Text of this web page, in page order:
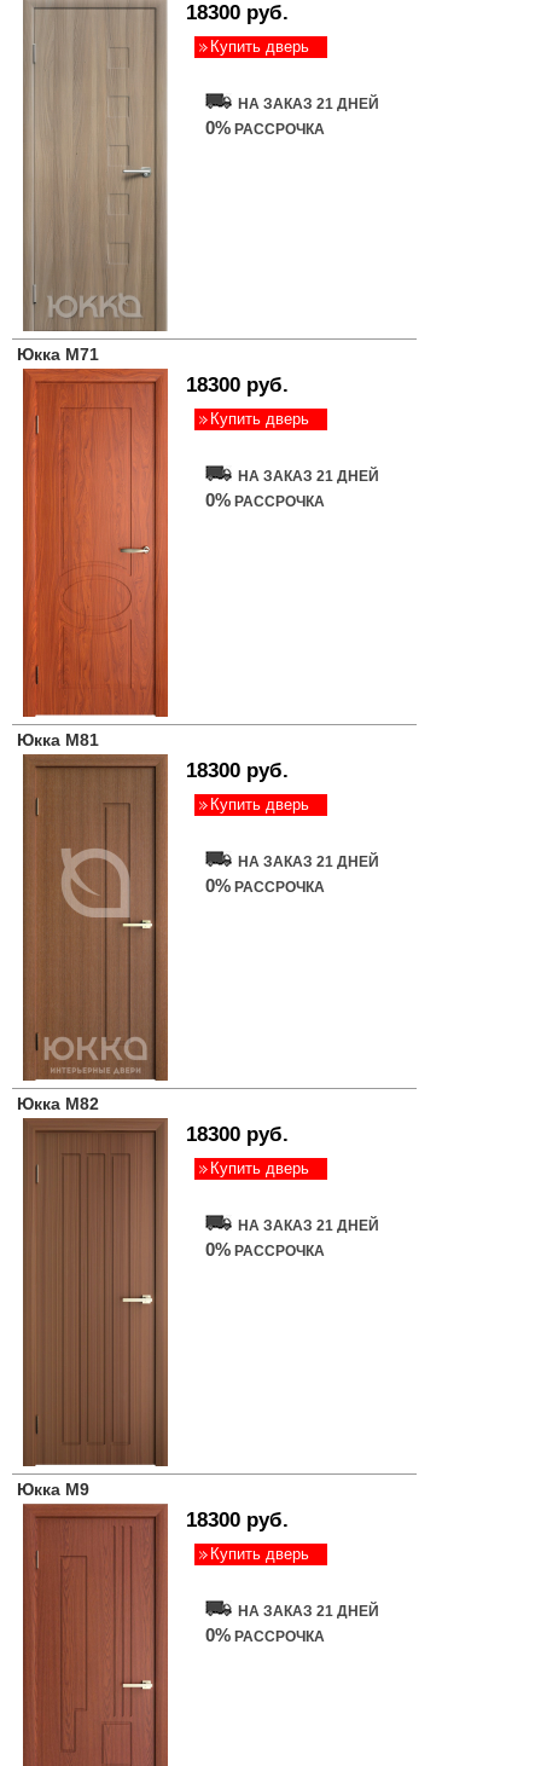
18300 руб.
Купить дверь
НА ЗАКАЗ 21 ДНЕЙ
0% РАССРОЧКА
Юкка М71
18300 руб.
Купить дверь
НА ЗАКАЗ 21 ДНЕЙ
0% РАССРОЧКА
Юкка М81
18300 руб.
Купить дверь
НА ЗАКАЗ 21 ДНЕЙ
0% РАССРОЧКА
Юкка М82
18300 руб.
Купить дверь
НА ЗАКАЗ 21 ДНЕЙ
0% РАССРОЧКА
Юкка М9
18300 руб.
Купить дверь
НА ЗАКАЗ 21 ДНЕЙ
0% РАССРОЧКА